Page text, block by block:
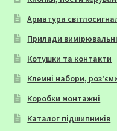
Арматура
Прилади вимірювальні
Котушки та контакти
Клемні набори,
Коробки монтажні
Каталог підшипників